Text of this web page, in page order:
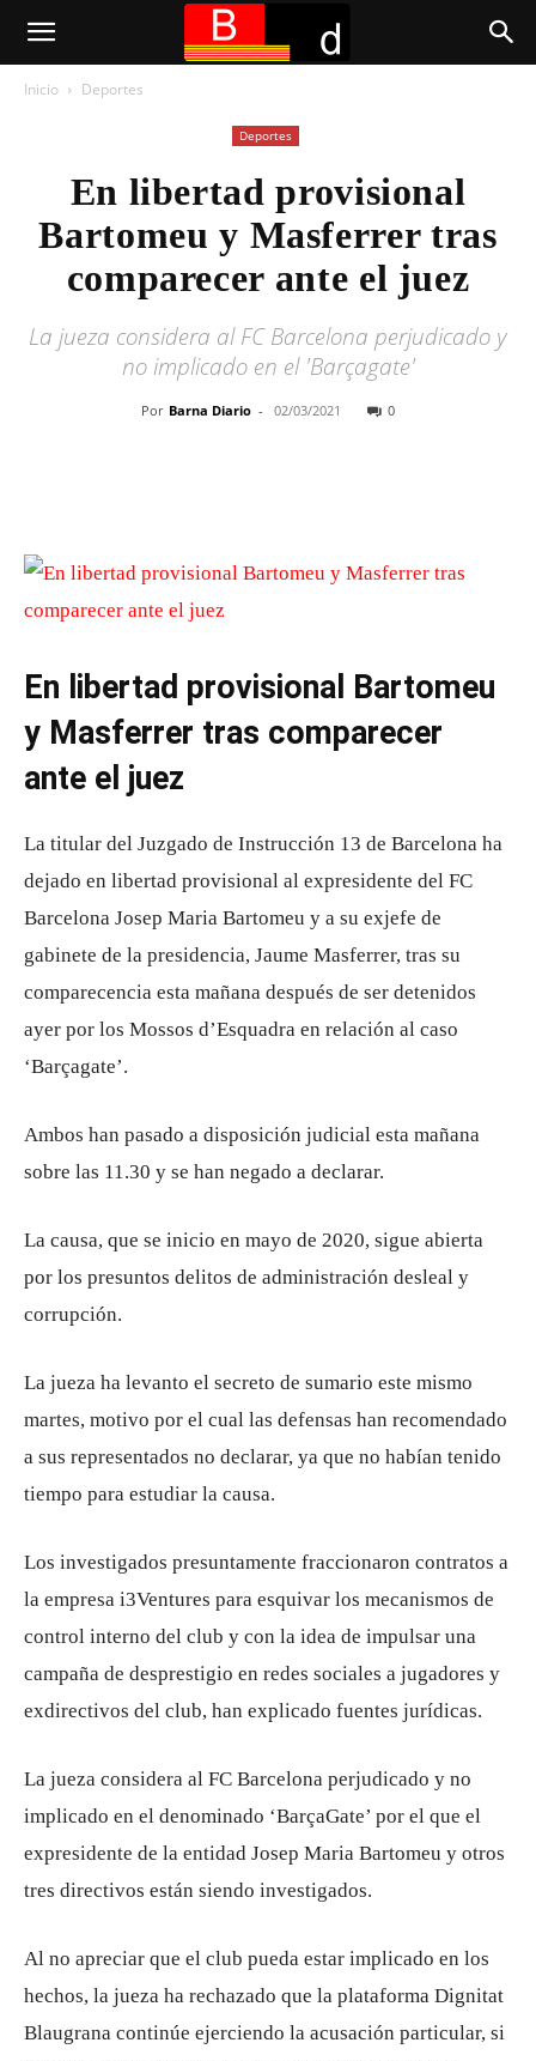
Inicio Deportes
Deportes
En libertad provisional
Bartomeu y Masferrer tras
comparecer ante el juez
La jueza considera al FC Barcelona perjudicado y
no implicado en el 'Barçagate'
Por Barna Diario - 02/03/2021 0
En libertad provisional Bartomeu
y Masferrer tras comparecer
ante el juez
La titular del Juzgado de Instrucción 13 de Barcelona ha
dejado en libertad provisional al expresidente del FC
Barcelona Josep Maria Bartomeu y a su exjefe de
gabinete de la presidencia, Jaume Masferrer, tras su
comparecencia esta mañana después de ser detenidos
ayer por los Mossos d’Esquadra en relación al caso
‘Barçagate’.
Ambos han pasado a disposición judicial esta mañana
sobre las 11.30 y se han negado a declarar.
La causa, que se inicio en mayo de 2020, sigue abierta
por los presuntos delitos de administración desleal y
corrupción.
La jueza ha levanto el secreto de sumario este mismo
martes, motivo por el cual las defensas han recomendado
a sus representados no declarar, ya que no habían tenido
tiempo para estudiar la causa.
Los investigados presuntamente fraccionaron contratos a
la empresa i3Ventures para esquivar los mecanismos de
control interno del club y con la idea de impulsar una
campaña de desprestigio en redes sociales a jugadores y
exdirectivos del club, han explicado fuentes jurídicas.
La jueza considera al FC Barcelona perjudicado y no
implicado en el denominado ‘BarçaGate’ por el que el
expresidente de la entidad Josep Maria Bartomeu y otros
tres directivos están siendo investigados.
Al no apreciar que el club pueda estar implicado en los
hechos, la jueza ha rechazado que la plataforma Dignitat
Blaugrana continúe ejerciendo la acusación particular, si